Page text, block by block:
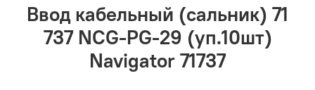
Ввод кабельный (сальник) 71
737 NCG-PG-29 (уп.10шт)
Navigator 71737